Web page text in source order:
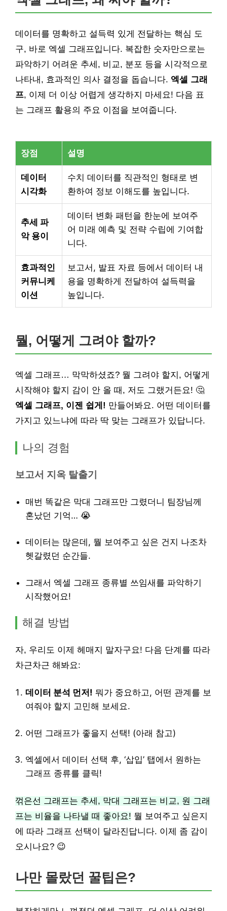
데이터를 명확하고 설득력 있게 전달하는 핵심 도
구, 바로 엑셀 그래프입니다. 복잡한 숫자만으로는
파악하기 어려운 추세, 비교, 분포 등을 시각적으로
나타내, 효과적인 의사 결정을 돕습니다. 엑셀 그래
프, 이제 더 이상 어렵게 생각하지 마세요! 다음 표
는 그래프 활용의 주요 이점을 보여줍니다.
장점 설명
데이터
시각화
수치 데이터를 직관적인 형태로 변
환하여 정보 이해도를 높입니다.
추세 파
악 용이
데이터 변화 패턴을 한눈에 보여주
어 미래 예측 및 전략 수립에 기여합
니다.
효과적인
커뮤니케
이션
보고서, 발표 자료 등에서 데이터 내
용을 명확하게 전달하여 설득력을
높입니다.
뭘, 어떻게 그려야 할까?
엑셀 그래프… 막막하셨죠? 뭘 그려야 할지, 어떻게
시작해야 할지 감이 안 올 때, 저도 그랬거든요! 🤔
엑셀 그래프, 이젠 쉽게! 만들어봐요. 어떤 데이터를
가지고 있느냐에 따라 딱 맞는 그래프가 있답니다.
나의 경험
보고서 지옥 탈출기
매번 똑같은 막대 그래프만 그렸더니 팀장님께
혼났던 기억… 😭
데이터는 많은데, 뭘 보여주고 싶은 건지 나조차
헷갈렸던 순간들.
그래서 엑셀 그래프 종류별 쓰임새를 파악하기
시작했어요!
해결 방법
자, 우리도 이제 헤매지 말자구요! 다음 단계를 따라
차근차근 해봐요:
데이터 분석 먼저! 뭐가 중요하고, 어떤 관계를 보
여줘야 할지 고민해 보세요.
어떤 그래프가 좋을지 선택! (아래 참고)
엑셀에서 데이터 선택 후, ‘삽입’ 탭에서 원하는
그래프 종류를 클릭!
꺾은선 그래프는 추세, 막대 그래프는 비교, 원 그래
프는 비율을 나타낼 때 좋아요! 뭘 보여주고 싶은지
에 따라 그래프 선택이 달라진답니다. 이제 좀 감이
오시나요? 😉
나만 몰랐던 꿀팁은?